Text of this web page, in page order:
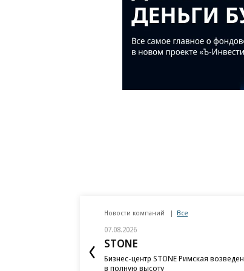
Новости компаний Все
07.08.2026
STONE
Бизнес-центр STONE Римская возведен
в полную высоту